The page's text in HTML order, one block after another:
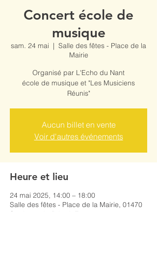
Concert école de
musique
sam. 24 mai
  |
Salle des fêtes - Place de la
Mairie
Organisé par L'Echo du Nant
école de musique et "Les Musiciens
Réunis"
Aucun billet en vente
Voir d'autres événements
Heure et lieu
24 mai 2025, 14:00 – 18:00
Salle des fêtes - Place de la Mairie, 01470
Serrières-de-Briord, France